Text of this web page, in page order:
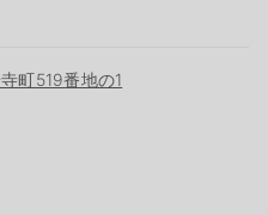
町519番地の1